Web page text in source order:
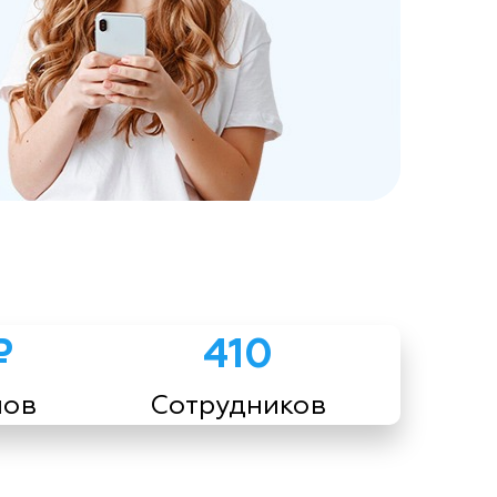
410
Сотрудников